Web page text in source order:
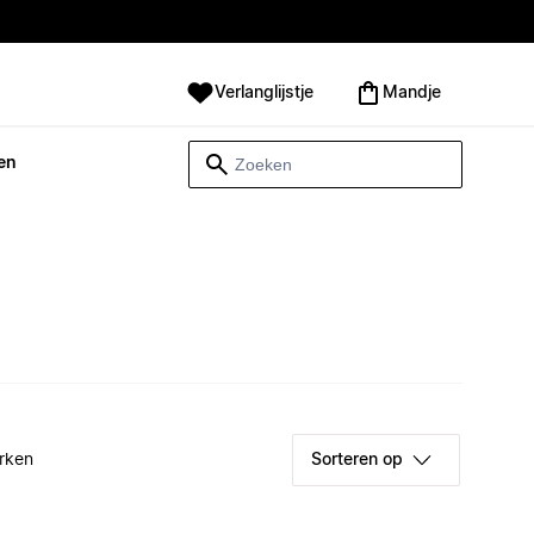
Verlanglijstje Mandje
Sorteren op